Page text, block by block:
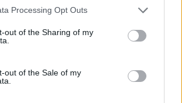
Processing Opt Outs
out of the Sharing of my
out of the Sale of my